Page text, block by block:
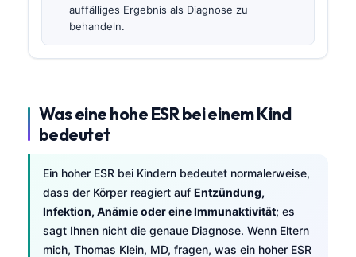
auffälliges Ergebnis als Diagnose zu
behandeln.
Was eine hohe ESR bei einem Kind
bedeutet
Ein hoher ESR bei Kindern bedeutet normalerweise,
dass der Körper reagiert auf Entzündung,
Infektion, Anämie oder eine Immunaktivität; es
sagt Ihnen nicht die genaue Diagnose. Wenn Eltern
mich, Thomas Klein, MD, fragen, was ein hoher ESR